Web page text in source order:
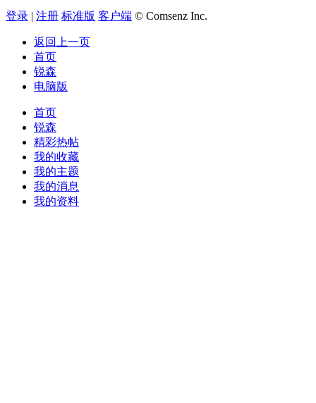
登录 | 注册 标准版 客户端 © Comsenz Inc.
返回上一页
首页
锐森
电脑版
首页
锐森
精彩热帖
我的收藏
我的主题
我的消息
我的资料